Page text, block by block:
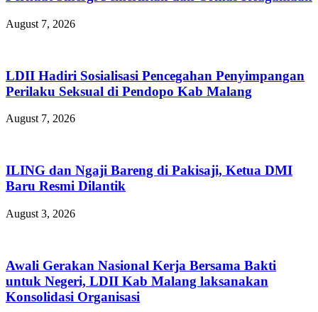
August 7, 2026
LDII Hadiri Sosialisasi Pencegahan Penyimpangan
Perilaku Seksual di Pendopo Kab Malang
August 7, 2026
ILING dan Ngaji Bareng di Pakisaji, Ketua DMI
Baru Resmi Dilantik
August 3, 2026
Awali Gerakan Nasional Kerja Bersama Bakti
untuk Negeri, LDII Kab Malang laksanakan
Konsolidasi Organisasi